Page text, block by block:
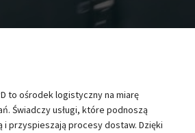
to ośrodek logistyczny na miarę
Świadczy usługi, które podnoszą
przyspieszają procesy dostaw. Dzięki